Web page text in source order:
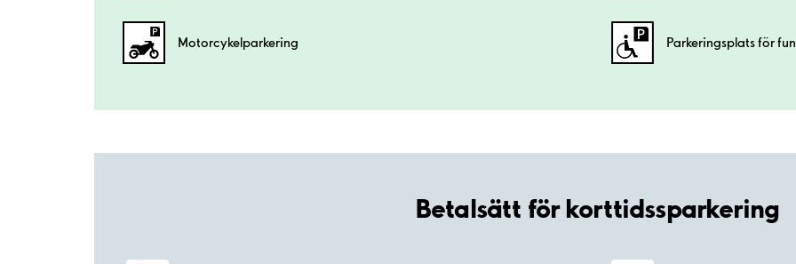
Motorcykel­parkering Parkeringsplats för
Betalsätt för korttidssparkering